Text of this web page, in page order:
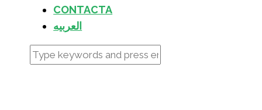
CONTACTA
العربيه